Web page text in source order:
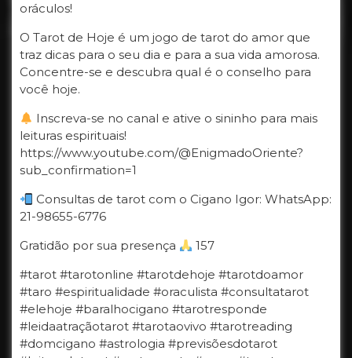
oráculos!
O Tarot de Hoje é um jogo de tarot do amor que
traz dicas para o seu dia e para a sua vida amorosa.
Concentre-se e descubra qual é o conselho para
você hoje.
Inscreva-se no canal e ative o sininho para mais
leituras espirituais!
https://www.youtube.com/@EnigmadoOriente?
sub_confirmation=1
Consultas de tarot com o Cigano Igor: WhatsApp:
21-98655-6776
Gratidão por sua presença
157
#tarot #tarotonline #tarotdehoje #tarotdoamor
#taro #espiritualidade #oraculista #consultatarot
#elehoje #baralhocigano #tarotresponde
#leidaatraçãotarot #tarotaovivo #tarotreading
#domcigano #astrologia #previsõesdotarot